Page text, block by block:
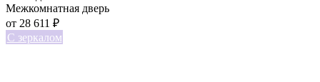
Межкомнатная дверь
от 28 611 ₽
С зеркалом